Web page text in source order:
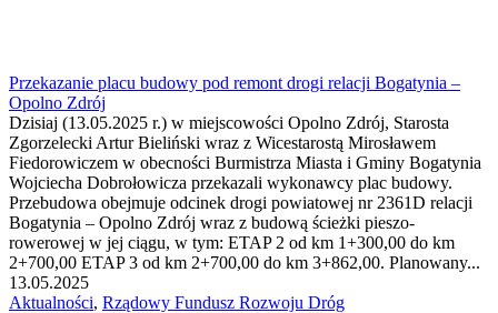
Przekazanie placu budowy pod remont drogi relacji Bogatynia –
Opolno Zdrój
Dzisiaj (13.05.2025 r.) w miejscowości Opolno Zdrój, Starosta
Zgorzelecki Artur Bieliński wraz z Wicestarostą Mirosławem
Fiedorowiczem w obecności Burmistrza Miasta i Gminy Bogatynia
Wojciecha Dobrołowicza przekazali wykonawcy plac budowy.
Przebudowa obejmuje odcinek drogi powiatowej nr 2361D relacji
Bogatynia – Opolno Zdrój wraz z budową ścieżki pieszo-
rowerowej w jej ciągu, w tym: ETAP 2 od km 1+300,00 do km
2+700,00 ETAP 3 od km 2+700,00 do km 3+862,00. Planowany...
13.05.2025
Aktualności, Rządowy Fundusz Rozwoju Dróg